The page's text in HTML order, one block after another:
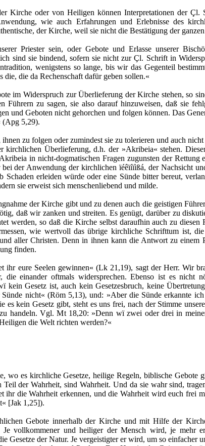
Kirche oder von Heiligen können Interpretationen der Çl.
wie auch Erfahrungen und Erlebnisse des
der Kirche, weil sie nicht die Bestätigung der
Priester sein, oder Gebote und Erlasse unserer
sind sie bindend, sofern sie nicht zur Çl. Schrift in
wenigstens so lange, bis wir das Gegenteil
die da Rechenschaft dafür geben sollen.«
im Widerspruch zur Überlieferung der Kirche stehen, so
Führern zu sagen, sie also darauf hinzuweisen, daß sie
und Geboten nicht gehorchen und folgen können. Das
(Apg 5,29).
zu folgen oder zumindest sie zu tolerieren und auch
Überlieferung, d.h. der »Akribeia« stehen.
in nicht-dogmatischen Fragen zugunsten der Rettung
der Anwendung der kirchlichen ïéêïíïìßá, der Nachsicht
Schaden erleiden würde oder eine Sünde bitter bereut,
sie erweist sich menschenliebend und milde.
der Kirche gibt und zu denen auch die geistigen
daß wir zanken und streiten. Es genügt, darüber zu
werden, so daß die Kirche selbst daraufhin auch zu diesen
wie wertvoll das übrige kirchliche Schrifttum ist,
aller Christen. Denn in ihnen kann die Antwort zu einem
finden.
eure Seelen gewinnen« (Lk 21,19), sagt der Herr. Wir
die einander oftmals widersprechen. Ebenso ist es nicht
kein Gesetz ist, auch kein Gesetzesbruch, keine
nicht« (Röm 5,13), und: »Aber die Sünde erkannte
kein Gesetz gibt, steht es uns frei, nach der Stimme
handeln. Vgl. Mt 18,20: »Denn wï zwei oder drei in
die Welt richten werden?«
wo es kirchliche Gesetze, heilige Regeln, biblische
der Wahrheit, sind Wahrheit. Und da sie wahr sind,
ihr die Wahrheit erkennen, und die Wahrheit wird euch frei
[Jak 1,25]).
Gebote innerhalb der Kirche und mit Hilfe der
vollkommener und heiliger der Mensch wird, je mehr
Gesetze der Natur. Je vergeistigter er wird, um so einfacher